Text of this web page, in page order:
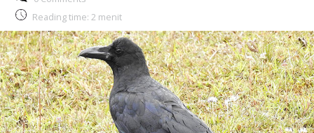
Reading time: 2 menit